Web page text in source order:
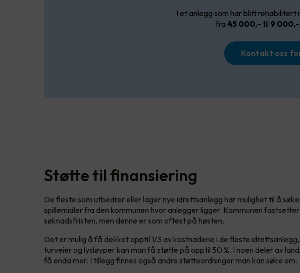
I et anlegg som har blitt
fra 45 000,- til 9 000,-
Kontakt oss
Støtte til finansiering
De fleste som utbedrer eller lager nye idrettsanlegg har mulighet til å
spillemidler fra den kommunen hvor anlegger ligger. Kommunen
søknadsfristen, men denne er som oftest på høsten.
Det er mulig å få dekket opptil 1/3 av kostnadene i de fleste
turveier og lysløyper kan man få støtte på opptil 50 %. I noen deler av
få enda mer. I tillegg finnes også andre støtteordninger man kan søke om.